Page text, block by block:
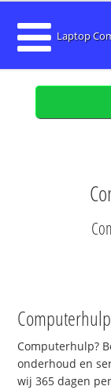
Laptop
Computerhulp
Computerhulp?
onderhoud en
wij 365 dagen